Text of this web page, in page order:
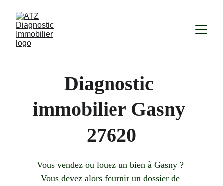
Diagnostic
immobilier Gasny
27620
Vous vendez ou louez un bien à Gasny ?
Vous devez alors fournir un dossier de